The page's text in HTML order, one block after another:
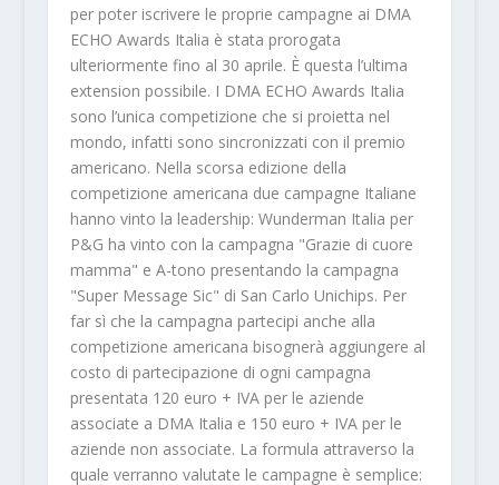
per poter iscrivere le proprie campagne ai DMA
ECHO Awards Italia è stata prorogata
ulteriormente fino al 30 aprile. È questa l’ultima
extension possibile. I DMA ECHO Awards Italia
sono l’unica competizione che si proietta nel
mondo, infatti sono sincronizzati con il premio
americano. Nella scorsa edizione della
competizione americana due campagne Italiane
hanno vinto la leadership: Wunderman Italia per
P&G ha vinto con la campagna "Grazie di cuore
mamma" e A-tono presentando la campagna
"Super Message Sic" di San Carlo Unichips. Per
far sì che la campagna partecipi anche alla
competizione americana bisognerà aggiungere al
costo di partecipazione di ogni campagna
presentata 120 euro + IVA per le aziende
associate a DMA Italia e 150 euro + IVA per le
aziende non associate. La formula attraverso la
quale verranno valutate le campagne è semplice: